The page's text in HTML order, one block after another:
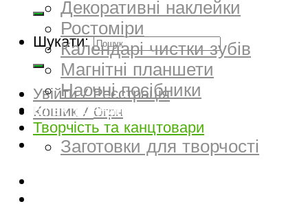
Шукати:
Увійти / Реєстрація
Кошик / 0грн
Декоративні наклейки
Ростоміри
Календарі чистки зубів
Магнітні планшети
Наочні посібники
Електронний матеріал
Творчість та канцтовари
Заготовки для творчості